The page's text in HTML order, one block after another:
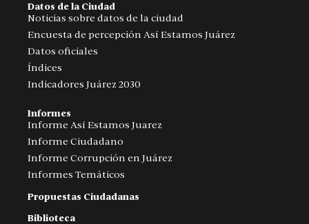
Datos de la Ciudad
Noticias sobre datos de la ciudad
Encuesta de percepción Así Estamos Juárez
Datos oficiales
Índices
Indicadores Juárez 2030
Informes
Informe Así Estamos Juarez
Informe Ciudadano
Informe Corrupción en Juárez
Informes Temáticos
Propuestas Ciudadanas
Biblioteca